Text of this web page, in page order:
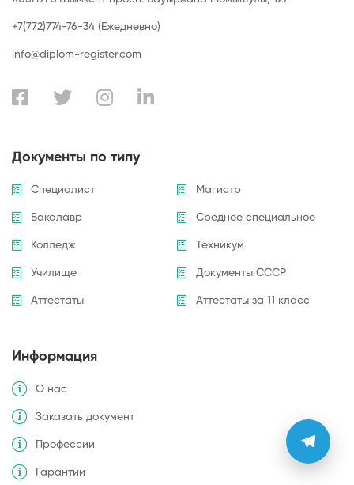
+7(772)774-76-34 (Ежедневно)
info@diplom-register.com
Документы по типу
Специалист Магистр
Бакалавр Среднее специальное
Колледж Техникум
Училище Документы СССР
Аттестаты Аттестаты за 11 класс
Информация
О нас
Заказать документ
Профессии
Гарантии